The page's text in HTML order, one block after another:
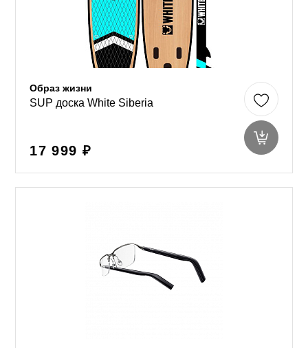
Образ жизни
SUP доска White Siberia
17 999 ₽